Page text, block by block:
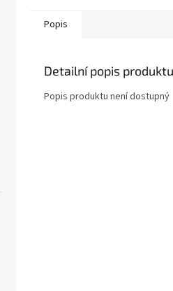
Popis
Detailní popis produktu
Popis produktu není dostupný